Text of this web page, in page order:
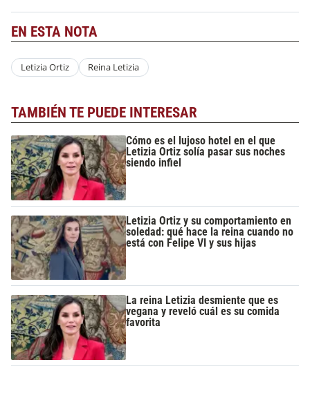
EN ESTA NOTA
Letizia Ortiz Reina Letizia
TAMBIÉN TE PUEDE INTERESAR
Cómo es el lujoso hotel en el que
Letizia Ortiz solía pasar sus noches
siendo infiel
Letizia Ortiz y su comportamiento en
soledad: qué hace la reina cuando no
está con Felipe VI y sus hijas
La reina Letizia desmiente que es
vegana y reveló cuál es su comida
favorita